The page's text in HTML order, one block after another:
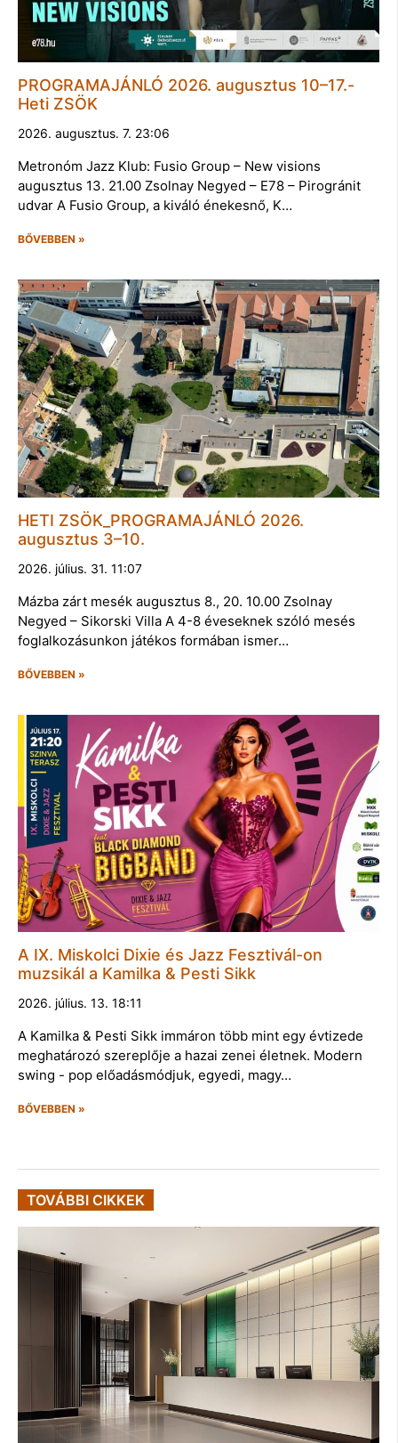
PROGRAMAJÁNLÓ 2026. augusztus 10–17.-
Heti ZSÖK
2026. augusztus. 7. 23:06
Metronóm Jazz Klub: Fusio Group – New visions
augusztus 13. 21.00 Zsolnay Negyed – E78 – Pirogránit
udvar A Fusio Group, a kiváló énekesnő, K…
BŐVEBBEN »
HETI ZSÖK_PROGRAMAJÁNLÓ 2026.
augusztus 3–10.
2026. július. 31. 11:07
Mázba zárt mesék augusztus 8., 20. 10.00 Zsolnay
Negyed – Sikorski Villa A 4-8 éveseknek szóló mesés
foglalkozásunkon játékos formában ismer…
BŐVEBBEN »
A IX. Miskolci Dixie és Jazz Fesztivál-on
muzsikál a Kamilka & Pesti Sikk
2026. július. 13. 18:11
A Kamilka & Pesti Sikk immáron több mint egy évtizede
meghatározó szereplője a hazai zenei életnek. Modern
swing - pop előadásmódjuk, egyedi, magy…
BŐVEBBEN »
TOVÁBBI CIKKEK